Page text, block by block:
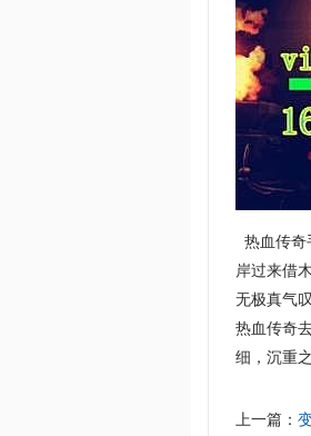
热血传奇
岸过来借
无极真气
热血传奇
细，沉重
上一篇：